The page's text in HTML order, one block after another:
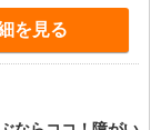
を見る